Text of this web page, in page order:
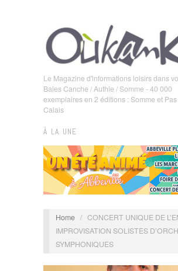
Le Magazine d'informations loisirs dans
Baies Canche / Authie / Somme - 40 000
exemplaires en 2 éditions : Somme et
Calais
À LA UNE
Home / CONCERT UNIQUE DE
IMPROVISATION SOLISTES
SYMPHONIQUES